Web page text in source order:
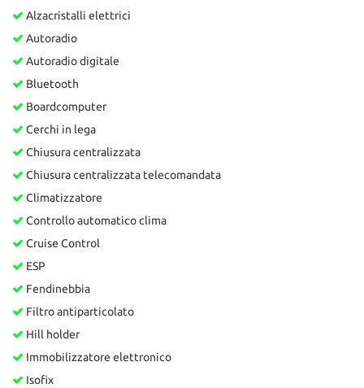
Alzacristalli elettrici
Autoradio
Autoradio digitale
Bluetooth
Boardcomputer
Cerchi in lega
Chiusura centralizzata
Chiusura centralizzata telecomandata
Climatizzatore
Controllo automatico clima
Cruise Control
ESP
Fendinebbia
Filtro antiparticolato
Hill holder
Immobilizzatore elettronico
Isofix